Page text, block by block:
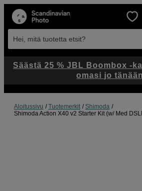
Hei, mitä tuotetta etsit?
Aloitussivu Tuotemerkit
Shimoda
Shimoda Action X40 v2 Starter Kit (w/ Med
Säästä 25 % JBL Boombox -
omasi jo